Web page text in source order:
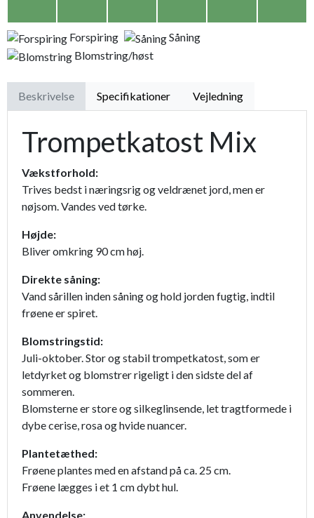
Forspiring
Såning
Blomstring/høst
Beskrivelse Specifikationer Vejledning
Trompetkatost Mix
Vækstforhold:
Trives bedst i næringsrig og veldrænet jord, men er
nøjsom. Vandes ved tørke.
Højde:
Bliver omkring 90 cm høj.
Direkte såning:
Vand sårillen inden såning og hold jorden fugtig, indtil
frøene er spiret.
Blomstringstid:
Juli-oktober. Stor og stabil trompetkatost, som er
letdyrket og blomstrer rigeligt i den sidste del af
sommeren.
Blomsterne er store og silkeglinsende, let tragtformede i
dybe cerise, rosa og hvide nuancer.
Plantetæthed:
Frøene plantes med en afstand på ca. 25 cm.
Frøene lægges i et 1 cm dybt hul.
Anvendelse: